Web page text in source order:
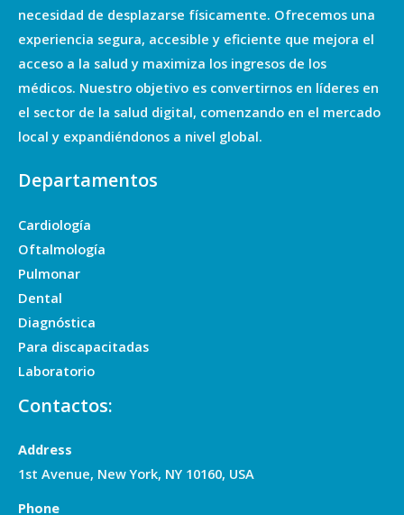
necesidad de desplazarse físicamente. Ofrecemos una
experiencia segura, accesible y eficiente que mejora el
acceso a la salud y maximiza los ingresos de los
médicos. Nuestro objetivo es convertirnos en líderes en
el sector de la salud digital, comenzando en el mercado
local y expandiéndonos a nivel global.
Departamentos
Cardiología
Oftalmología
Pulmonar
Dental
Diagnóstica
Para discapacitadas
Laboratorio
Contactos:
Address
1st Avenue, New York, NY 10160, USA
Phone